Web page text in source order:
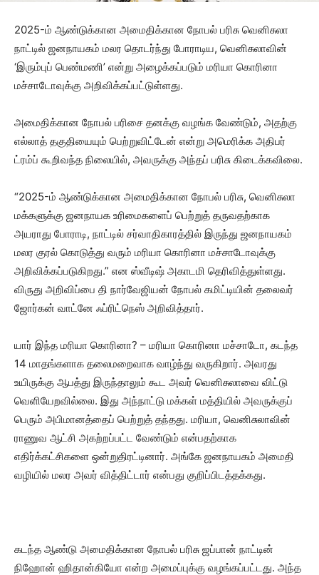
2025-ம் ஆண்டுக்கான அமைதிக்கான நோபல் பரிசு வெனிசுலா
நாட்டில் ஜனநாயகம் மலர தொடர்ந்து போராடிய, வெனிசுலாவின்
‘இரும்புப் பெண்மணி’ என்று அழைக்கப்படும் மரியா கொரினா
மச்சாடோவுக்கு அறிவிக்கப்பட்டுள்ளது.
அமைதிக்கான நோபல் பரிசை தனக்கு வழங்க வேண்டும், அதற்கு
எல்லாத் தகுதியையும் பெற்றுவிட்டேன் என்று அமெரிக்க அதிபர்
ட்ரம்ப் கூறிவந்த நிலையில், அவருக்கு அந்தப் பரிசு கிடைக்கவிலை.
“2025-ம் ஆண்டுக்கான அமைதிக்கான நோபல் பரிசு, வெனிசுலா
மக்களுக்கு ஜனநாயக உரிமைகளைப் பெற்றுத் தருவதற்காக
அயராது போராடி, நாட்டில் சர்வாதிகாரத்தில் இருந்து ஜனநாயகம்
மலர குரல் கொடுத்து வரும் மரியா கொரினா மச்சாடோவுக்கு
அறிவிக்கப்படுகிறது.” என ஸ்வீடிஷ் அகாடமி தெரிவித்துள்ளது.
விருது அறிவிப்பை தி நார்வேஜியன் நோபல் கமிட்டியின் தலைவர்
ஜோர்கன் வாட்னே ஃப்ரிட்நெஸ் அறிவித்தார்.
யார் இந்த மரியா கொரினா? – மரியா கொரினா மச்சாடோ, கடந்த
14 மாதங்களாக தலைமறைவாக வாழ்ந்து வருகிறார். அவரது
உயிருக்கு ஆபத்து இருந்தாலும் கூட அவர் வெனிசுலாவை விட்டு
வெளியேறவில்லை. இது அந்நாட்டு மக்கள் மத்தியில் அவருக்குப்
பெரும் அபிமானத்தைப் பெற்றுத் தந்தது. மரியா, வெனிசுலாவின்
ராணுவ ஆட்சி அகற்றப்பட்ட வேண்டும் என்பதற்காக
எதிர்க்கட்சிகளை ஒன்றுதிரட்டினார். அங்கே ஜனநாயகம் அமைதி
வழியில் மலர அவர் வித்திட்டார் என்பது குறிப்பிடத்தக்கது.
கடந்த ஆண்டு அமைதிக்கான நோபல் பரிசு ஜப்பான் நாட்டின்
நிஹோன் ஹிதான்கியோ என்ற அமைப்புக்கு வழங்கப்பட்டது. அந்த